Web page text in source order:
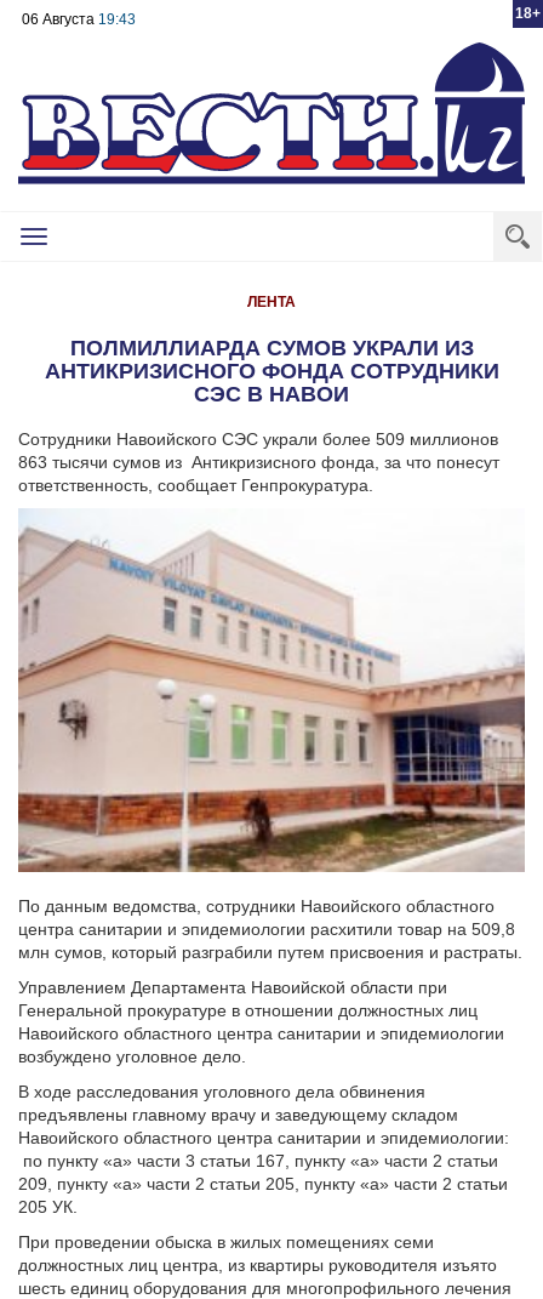
18+
06 Августа 19:43
Toggle
ЛЕНТА
ПОЛМИЛЛИАРДА СУМОВ УКРАЛИ ИЗ
АНТИКРИЗИСНОГО ФОНДА СОТРУДНИКИ
СЭС В НАВОИ
Сотрудники Навоийского СЭС украли более 509 миллионов
863 тысячи сумов из Антикризисного фонда, за что понесут
ответственность, сообщает Генпрокуратура.
По данным ведомства, сотрудники Навоийского областного
центра санитарии и эпидемиологии расхитили товар на 509,8
млн сумов, который разграбили путем присвоения и растраты.
Управлением Департамента Навоийской области при
Генеральной прокуратуре в отношении должностных лиц
Навоийского областного центра санитарии и эпидемиологии
возбуждено уголовное дело.
В ходе расследования уголовного дела обвинения
предъявлены главному врачу и заведующему складом
Навоийского областного центра санитарии и эпидемиологии:
по пункту «а» части 3 статьи 167, пункту «а» части 2 статьи
209, пункту «а» части 2 статьи 205, пункту «а» части 2 статьи
205 УК.
При проведении обыска в жилых помещениях семи
должностных лиц центра, из квартиры руководителя изъято
шесть единиц оборудования для многопрофильного лечения